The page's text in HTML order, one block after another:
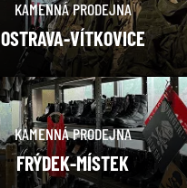
KAMENNÁ PRODEJNA
OSTRAVA-VÍTKOVICE
KAMENNÁ PRODEJNA
FRÝDEK-MÍSTEK